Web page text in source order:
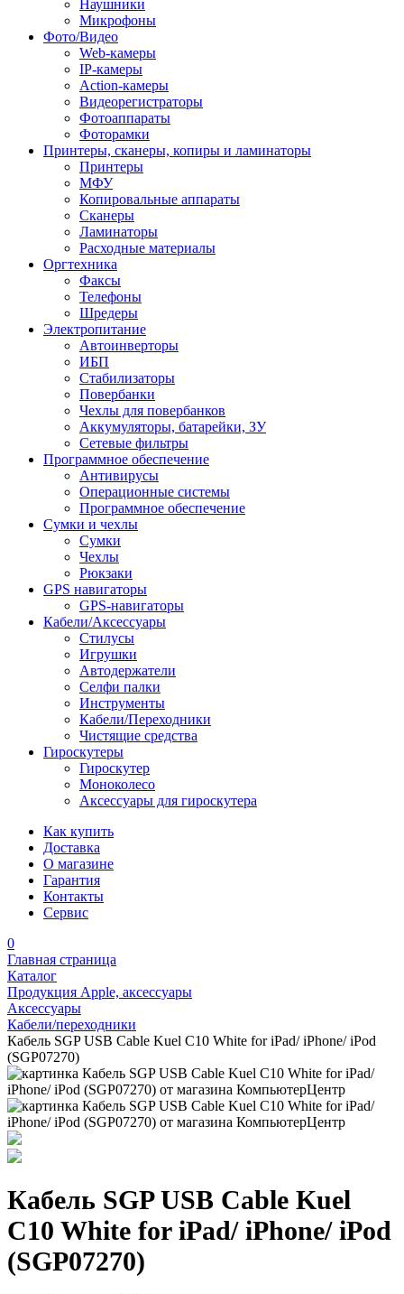
Наушники
Микрофоны
Фото/Видео
Web-камеры
IP-камеры
Action-камеры
Видеорегистраторы
Фотоаппараты
Фоторамки
Принтеры, сканеры, копиры и ламинаторы
Принтеры
МФУ
Копировальные аппараты
Сканеры
Ламинаторы
Расходные материалы
Оргтехника
Факсы
Телефоны
Шредеры
Электропитание
Автоинверторы
ИБП
Стабилизаторы
Повербанки
Чехлы для повербанков
Аккумуляторы, батарейки, ЗУ
Сетевые фильтры
Программное обеспечение
Антивирусы
Операционные системы
Программное обеспечение
Сумки и чехлы
Сумки
Чехлы
Рюкзаки
GPS навигаторы
GPS-навигаторы
Кабели/Аксессуары
Стилусы
Игрушки
Автодержатели
Селфи палки
Инструменты
Кабели/Переходники
Чистящие средства
Гироскутеры
Гироскутер
Моноколесо
Аксессуары для гироскутера
Как купить
Доставка
О магазине
Гарантия
Контакты
Сервис
0
Главная страница
Каталог
Продукция Apple, аксессуары
Аксессуары
Кабели/переходники
Кабель SGP USB Cable Kuel C10 White for iPad/ iPhone/ iPod
(SGP07270)
Кабель SGP USB Cable Kuel
C10 White for iPad/ iPhone/ iPod
(SGP07270)